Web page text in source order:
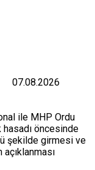
07.08.2026
ile MHP Ordu
hasadı öncesinde
şekilde girmesi ve